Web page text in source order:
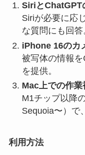
SiriとChatGPT
Siriが必要に応
な質問にも回答
iPhone 16のカ
被写体の情報
を提供。
Mac上での作業
M1チップ以降
Sequoia〜）で
利用方法